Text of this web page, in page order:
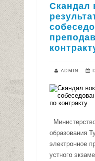
Скандал
ADMIN
образования
электронное
устного